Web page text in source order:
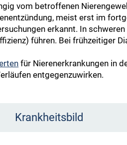
vom betroffenen
meist erst im
erkannt. In
führen. Bei frühzeitiger
für Nierenerkrankungen in
entgegenzuwirken.
Krankheitsbild